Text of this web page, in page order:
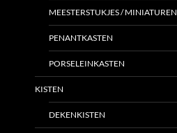
MEESTERSTUKJES / MINIATUREN
PENANTKASTEN
PORSELEINKASTEN
KISTEN
DEKENKISTEN